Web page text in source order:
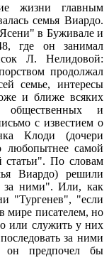
жизни главным
семья Виардо.
в Буживале и
где он занимал
Л. Нелидовой:
продолжал
семье, интересы
и ближе всяких
общественных и
с известием о
Клоди (дочери
любопытнее самой
статьи". По словам
Виардо) решили
за ними". Или, как
"Тургенев", "если
мире писателем, но
или служить у них
за ними
он предпочел бы